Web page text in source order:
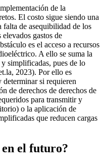
de la
El costo sigue siendo una
falta de asequibilidad de los
gastos de
es el acceso a recursos
A ello se suma la
simplificadas, pues de lo
2023). Por ello es
determinar si requieren
de derechos de derechos de
para transmitir y
o la aplicación de
que reducen cargas
en el futuro?